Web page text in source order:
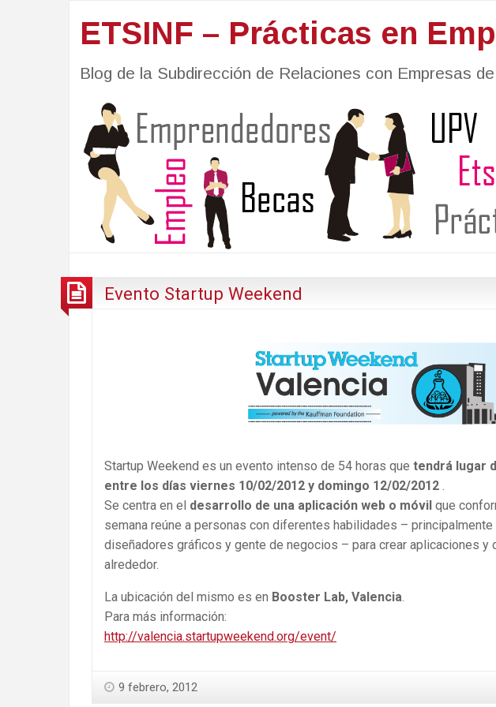
ETSINF – Prácticas en
Blog de la Subdirección de Relaciones con Empresas
Evento Startup Weekend
Startup Weekend es un evento intenso de 54 horas que tendrá lugar
entre los días viernes 10/02/2012 y domingo 12/02/2012 .
Se centra en el desarrollo de una aplicación web o móvil que
semana reúne a personas con diferentes habilidades –
diseñadores gráficos y gente de negocios – para crear aplicaciones y
alrededor.
La ubicación del mismo es en Booster Lab, Valencia.
Para más información:
http://valencia.startupweekend.org/event/
9 febrero, 2012